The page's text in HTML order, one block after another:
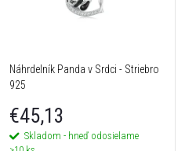
Náhrdelník Panda v Srdci - Striebro
925
€45,13
Skladom - hneď odosielame